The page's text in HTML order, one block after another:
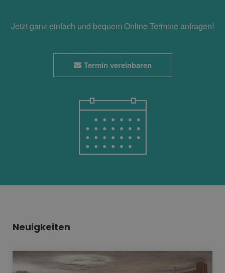
Jetzt ganz einfach und bequem Online Termine anfragen!
Termin vereinbaren
Neuigkeiten